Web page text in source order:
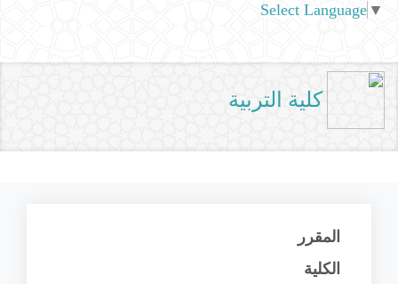
Select Language ▼
كلية التربية
المقرر
الكلية